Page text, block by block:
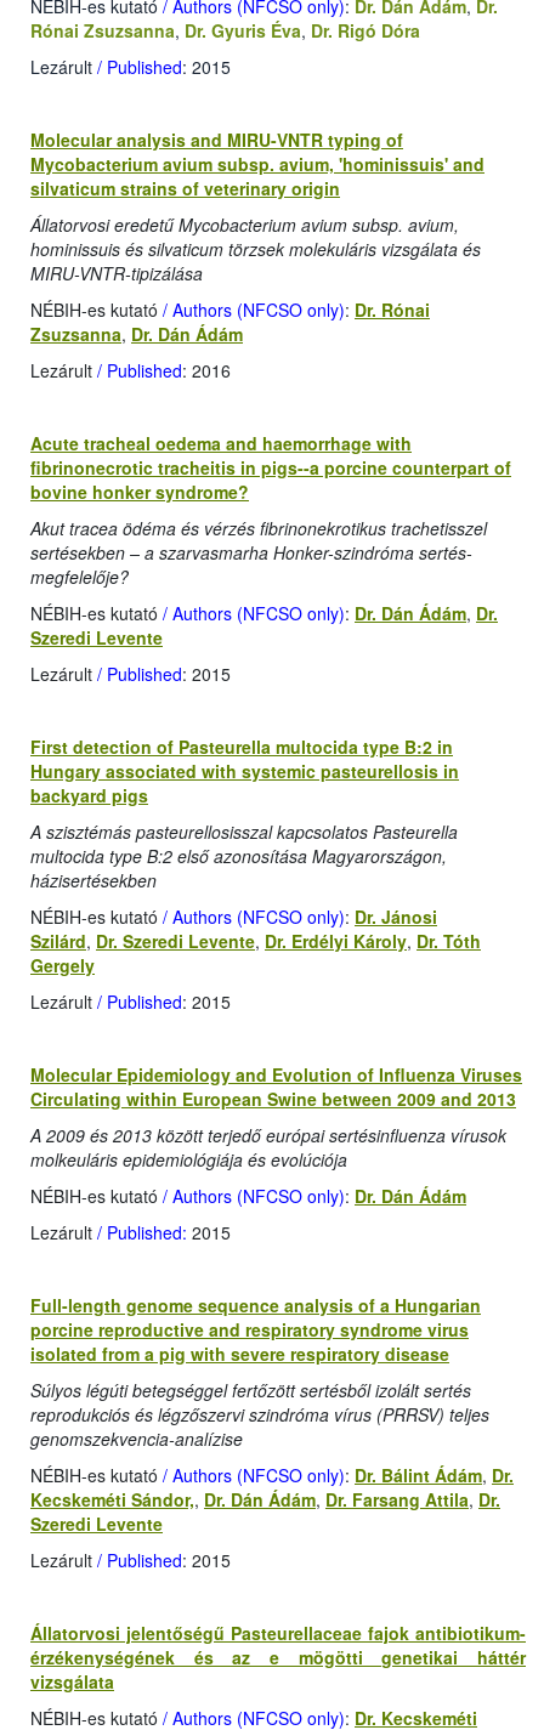
NÉBIH-es kutató / Authors (NFCSO only): Dr. Dán Ádám, Dr.
Rónai Zsuzsanna, Dr. Gyuris Éva, Dr. Rigó Dóra
Lezárult / Published: 2015
Molecular analysis and MIRU-VNTR typing of
Mycobacterium avium subsp. avium, 'hominissuis' and
silvaticum strains of veterinary origin
Állatorvosi eredetű Mycobacterium avium subsp. avium,
hominissuis és silvaticum törzsek molekuláris vizsgálata és
MIRU-VNTR-tipizálása
NÉBIH-es kutató / Authors (NFCSO only): Dr. Rónai
Zsuzsanna, Dr. Dán Ádám
Lezárult / Published: 2016
Acute tracheal oedema and haemorrhage with
fibrinonecrotic tracheitis in pigs--a porcine counterpart of
bovine honker syndrome?
Akut tracea ödéma és vérzés fibrinonekrotikus trachetisszel
sertésekben – a szarvasmarha Honker-szindróma sertés-
megfelelője?
NÉBIH-es kutató / Authors (NFCSO only): Dr. Dán Ádám, Dr.
Szeredi Levente
Lezárult / Published: 2015
First detection of Pasteurella multocida type B:2 in
Hungary associated with systemic pasteurellosis in
backyard pigs
A szisztémás pasteurellosisszal kapcsolatos Pasteurella
multocida type B:2 első azonosítása Magyarországon,
házisertésekben
NÉBIH-es kutató / Authors (NFCSO only): Dr. Jánosi
Szilárd, Dr. Szeredi Levente, Dr. Erdélyi Károly, Dr. Tóth
Gergely
Lezárult / Published: 2015
Molecular Epidemiology and Evolution of Influenza Viruses
Circulating within European Swine between 2009 and 2013
A 2009 és 2013 között terjedő európai sertésinfluenza vírusok
molkeuláris epidemiológiája és evolúciója
NÉBIH-es kutató / Authors (NFCSO only): Dr. Dán Ádám
Lezárult / Published: 2015
Full-length genome sequence analysis of a Hungarian
porcine reproductive and respiratory syndrome virus
isolated from a pig with severe respiratory disease
Súlyos légúti betegséggel fertőzött sertésből izolált sertés
reprodukciós és légzőszervi szindróma vírus (PRRSV) teljes
genomszekvencia-analízise
NÉBIH-es kutató / Authors (NFCSO only): Dr. Bálint Ádám, Dr.
Kecskeméti Sándor,, Dr. Dán Ádám, Dr. Farsang Attila, Dr.
Szeredi Levente
Lezárult / Published: 2015
Állatorvosi jelentőségű Pasteurellaceae fajok antibiotikum-
érzékenységének és az e mögötti genetikai háttér
vizsgálata
NÉBIH-es kutató / Authors (NFCSO only): Dr. Kecskeméti